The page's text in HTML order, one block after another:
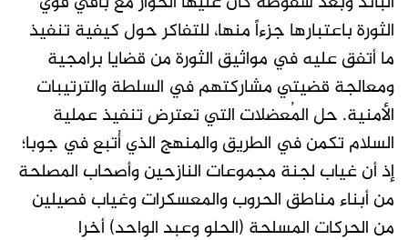
الثورة باعتبارها جزءاً منها، للتفاكر حول كيفية تنفيذ
ما أتفق عليه في مواثيق الثورة من قضايا برامجية
ومعالجة قضيتي مشاركتهم في السلطة والترتيبات
الأمنية. حل المُعضلات التي تعترض تنفيذ عملية
السلام تكمن في الطريق والمنهج الذي أُتبع في جوبا؛
إذ أن غياب لجنة مجموعات النازحين وأصحاب المصلحة
من أبناء مناطق الحروب والمعسكرات وغياب فصيلين
من الحركات المسلحة (الحلو وعبد الواحد) أخرا